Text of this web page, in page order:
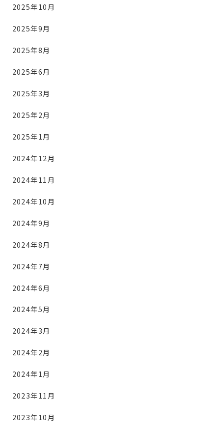
2025年10月
2025年9月
2025年8月
2025年6月
2025年3月
2025年2月
2025年1月
2024年12月
2024年11月
2024年10月
2024年9月
2024年8月
2024年7月
2024年6月
2024年5月
2024年3月
2024年2月
2024年1月
2023年11月
2023年10月